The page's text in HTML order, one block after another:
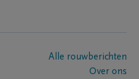
Alle rouwberichten
Over ons